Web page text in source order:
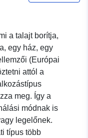
a talajt borítja,
egy ház, egy
(Európai
attól a
meg. Így a
módnak is
legelőnek.
típus több